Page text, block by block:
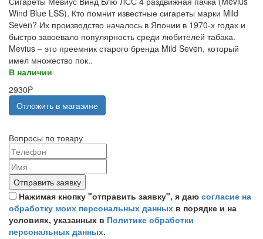
Wind Blue LSS). Кто помнит известные сигареты марки Mild
Seven? Их производство началось в Японии в 1970-х годах и
быстро завоевало популярность среди любителей табака.
Mevius – это преемник старого бренда Mild Seven, который
имел множество пок..
В наличии
2930P
Отложить в магазине
Вопросы по товару
Отправить заявку
Нажимая кнопку "отправить заявку", я даю согласие на
обработку моих персональных данных в порядке и на
условиях, указанных в Политике обработки
персональных данных.